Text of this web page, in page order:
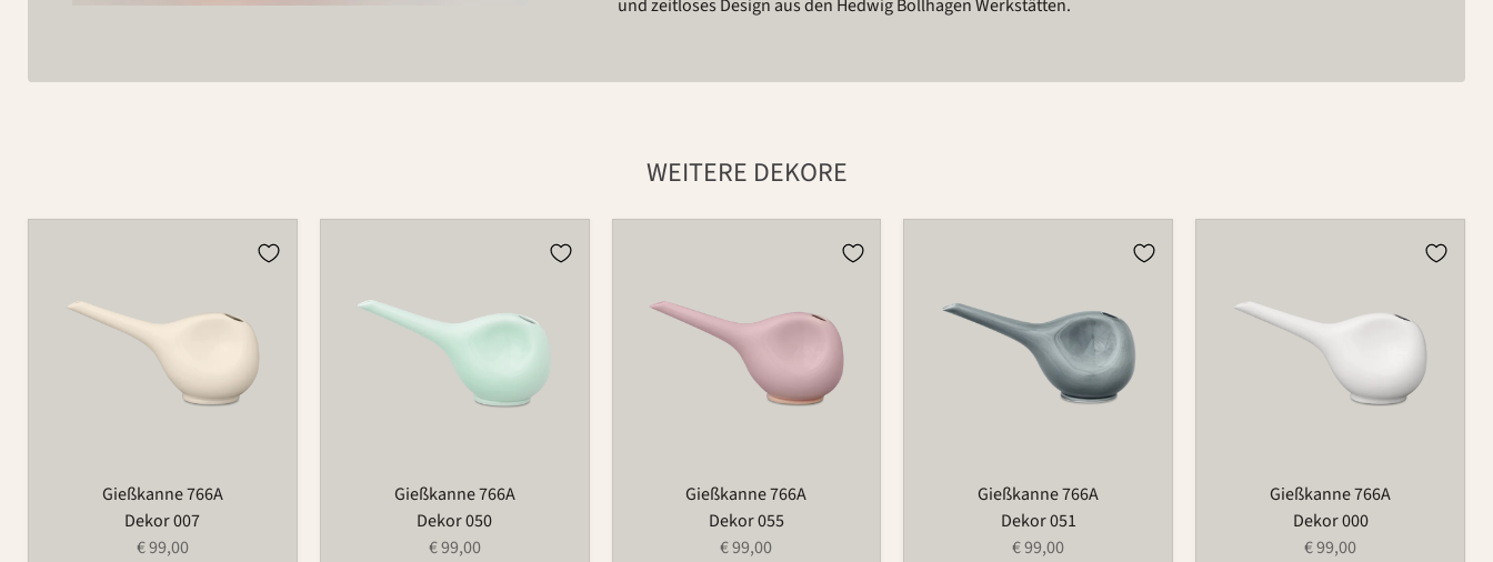
und zeitloses Design aus den Hedwig Bollhagen Werkstätten.
WEITERE DEKORE
Gießkanne 766A
Dekor 007
€ 99,00
Gießkanne 766A
Dekor 050
€ 99,00
Gießkanne 766A
Dekor 055
€ 99,00
Gießkanne 766A
Dekor 051
€ 99,00
Gießkanne 766A
Dekor 000
€ 99,00